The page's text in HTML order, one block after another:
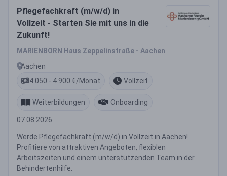
Pflegefachkraft (m/w/d) in
Vollzeit - Starten Sie mit uns in die
Zukunft!
MARIENBORN Haus Zeppelinstraße - Aachen
Aachen
4.050 - 4.900 €/Monat
Vollzeit
Weiterbildungen Onboarding
07.08.2026
Werde Pflegefachkraft (m/w/d) in Vollzeit in Aachen!
Profitiere von attraktiven Angeboten, flexiblen
Arbeitszeiten und einem unterstützenden Team in der
Behindertenhilfe.